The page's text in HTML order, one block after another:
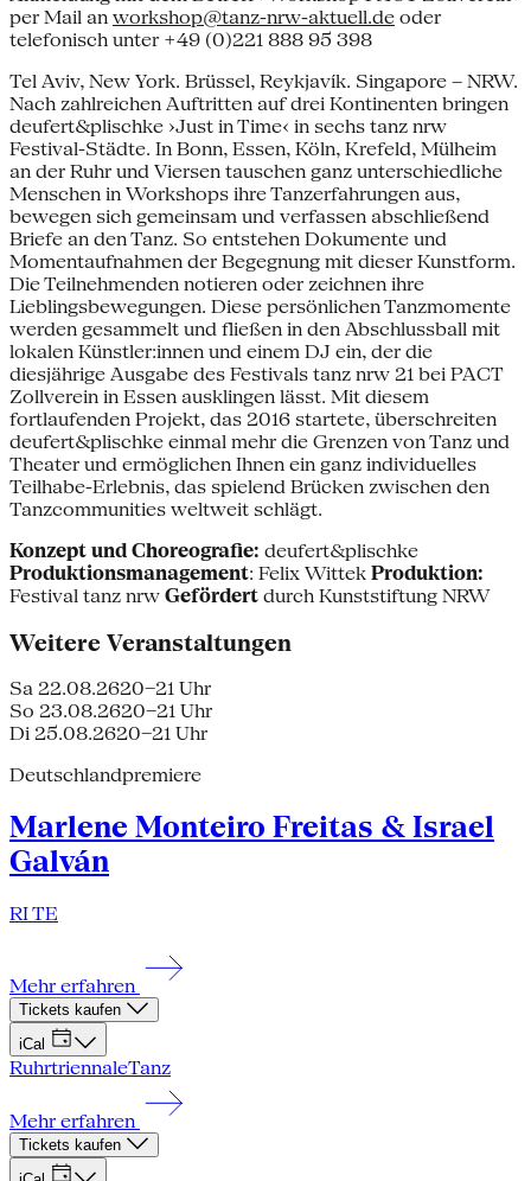
per Mail an workshop@tanz-nrw-aktuell.de oder
telefonisch unter +49 (0)221 888 95 398
Tel Aviv, New York. Brüssel, Reykjavík. Singapore – NRW.
Nach zahlreichen Auftritten auf drei Kontinenten bringen
deufert&plischke ›Just in Time‹ in sechs tanz nrw
Festival-Städte. In Bonn, Essen, Köln, Krefeld, Mülheim
an der Ruhr und Viersen tauschen ganz unterschiedliche
Menschen in Workshops ihre Tanzerfahrungen aus,
bewegen sich gemeinsam und verfassen abschließend
Briefe an den Tanz. So entstehen Dokumente und
Momentaufnahmen der Begegnung mit dieser Kunstform.
Die Teilnehmenden notieren oder zeichnen ihre
Lieblingsbewegungen. Diese persönlichen Tanzmomente
werden gesammelt und fließen in den Abschlussball mit
lokalen Künstler:innen und einem DJ ein, der die
diesjährige Ausgabe des Festivals tanz nrw 21 bei PACT
Zollverein in Essen ausklingen lässt. Mit diesem
fortlaufenden Projekt, das 2016 startete, überschreiten
deufert&plischke einmal mehr die Grenzen von Tanz und
Theater und ermöglichen Ihnen ein ganz individuelles
Teilhabe-Erlebnis, das spielend Brücken zwischen den
Tanzcommunities weltweit schlägt.
Konzept und Choreografie: deufert&plischke
Produktionsmanagement: Felix Wittek Produktion:
Festival tanz nrw Gefördert durch Kunststiftung NRW
Weitere Veranstaltungen
Sa 22.08.2620–21 Uhr
So 23.08.2620–21 Uhr
Di 25.08.2620–21 Uhr
Deutschlandpremiere
Marlene Monteiro Freitas & Israel
Galván
RI TE
Mehr erfahren
Tickets kaufen
iCal
RuhrtriennaleTanz
Mehr erfahren
Tickets kaufen